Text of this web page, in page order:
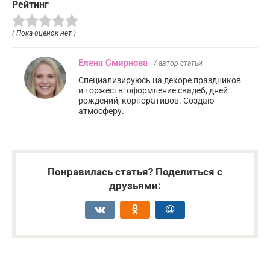
Рейтинг
( Пока оценок нет )
Елена Смирнова / автор статьи
Специализируюсь на декоре праздников
и торжеств: оформление свадеб, дней
рождений, корпоративов. Создаю
атмосферу.
Понравилась статья? Поделиться с
друзьями: